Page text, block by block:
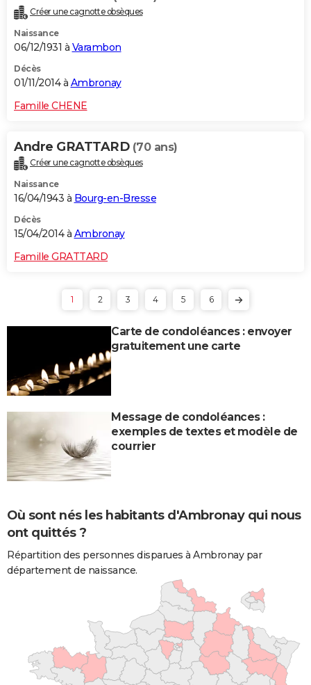
Créer une cagnotte obsèques
Naissance
06/12/1931 à Varambon
Décès
01/11/2014 à Ambronay
Famille CHENE
Andre GRATTARD (70 ans)
Créer une cagnotte obsèques
Naissance
16/04/1943 à Bourg-en-Bresse
Décès
15/04/2014 à Ambronay
Famille GRATTARD
1 2 3 4 5 6
Carte de condoléances : envoyer
gratuitement une carte
Message de condoléances :
exemples de textes et modèle de
courrier
Où sont nés les habitants d'Ambronay qui nous
ont quittés ?
Répartition des personnes disparues à Ambronay par
département de naissance.